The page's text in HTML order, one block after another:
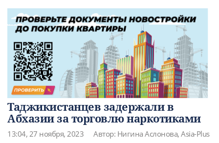
Таджикистанцев задержали в
Абхазии за торговлю наркотиками
13:04, 27 ноября, 2023 Автор: Нигина Аслонова, Asia-Plus